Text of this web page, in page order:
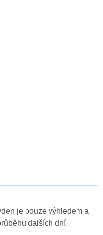
je pouze výhledem a
dalších dní.